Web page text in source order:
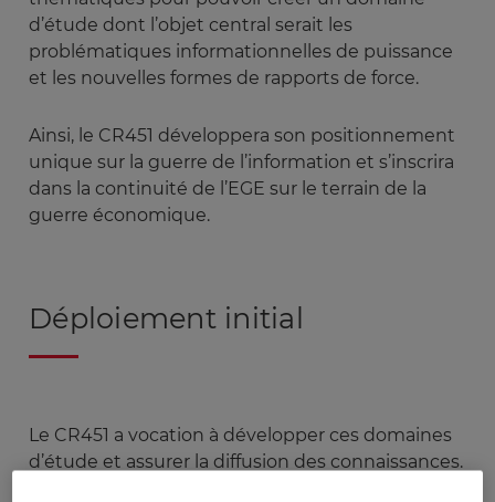
d’étude dont l’objet central serait les
problématiques informationnelles de puissance
et les nouvelles formes de rapports de force.
Ainsi, le CR451 développera son positionnement
unique sur la guerre de l’information et s’inscrira
dans la continuité de l’EGE sur le terrain de la
guerre économique.
Déploiement initial
Le CR451 a vocation à développer ces domaines
d’étude et assurer la diffusion des connaissances.